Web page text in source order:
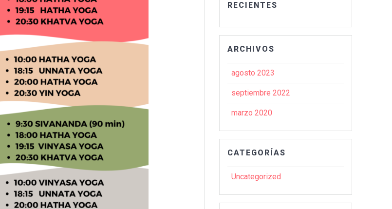
RECIENTES
ARCHIVOS
agosto 2023
septiembre 2022
marzo 2020
CATEGORÍAS
Uncategorized